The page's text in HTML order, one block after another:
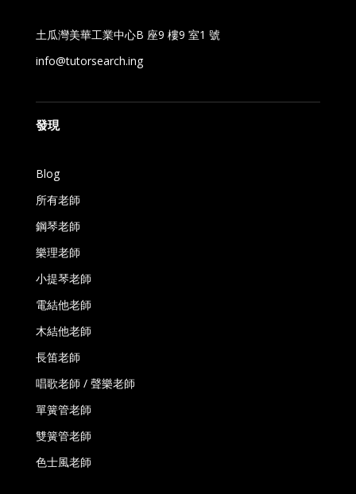
土瓜灣美華工業中心B 座9 樓9 室1 號
info@tutorsearch.ing
發現
Blog
所有老師
鋼琴老師
樂理老師
小提琴老師
電結他老師
木結他老師
長笛老師
唱歌老師 / 聲樂老師
單簧管老師
雙簧管老師
色士風老師